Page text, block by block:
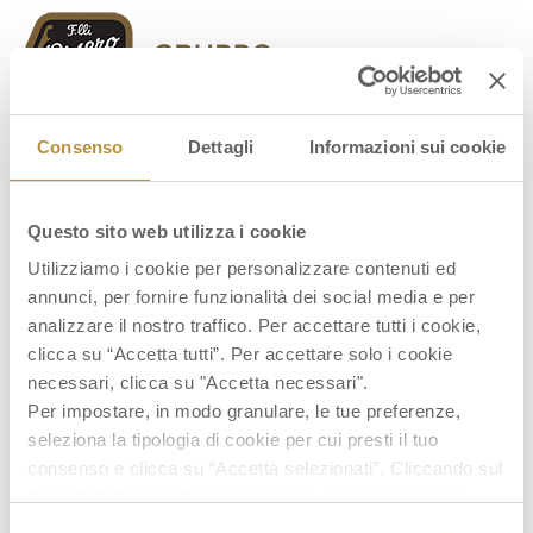
Consenso Dettagli Informazioni sui cookie
Questo sito web utilizza i cookie
Utilizziamo i cookie per personalizzare contenuti ed
annunci, per fornire funzionalità dei social media e per
analizzare il nostro traffico. Per accettare tutti i cookie,
clicca su “Accetta tutti”. Per accettare solo i cookie
necessari, clicca su "Accetta necessari".
Per impostare, in modo granulare, le tue preferenze,
seleziona la tipologia di cookie per cui presti il tuo
consenso e clicca su “Accetta selezionati”. Cliccando sul
Orsero Group
p.to 06 odg Cda Orsero 27-07-2023 –
Policy WB